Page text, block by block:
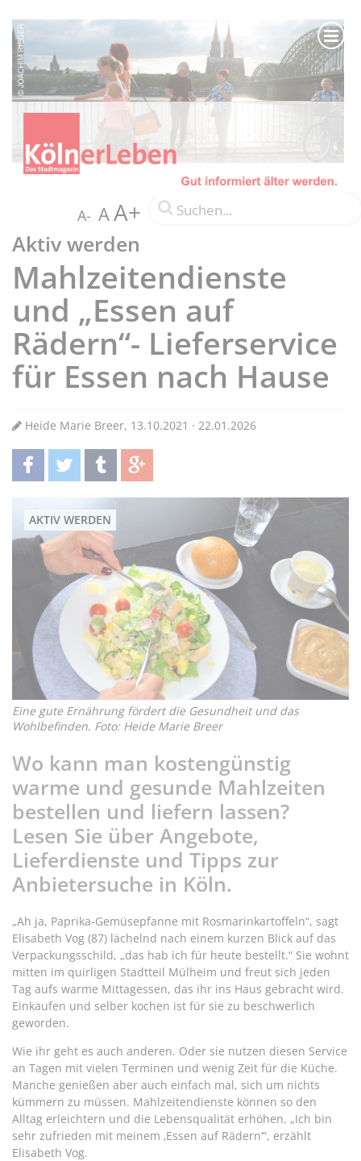
A- AA+
Aktiv werden
Mahlzeitendienste
und „Essen auf
Rädern“- Lieferservice
für Essen nach Hause
Heide Marie Breer, 13.10.2021 · 22.01.2026
teilen teilen
AKTIV WERDEN
Eine gute Ernährung fördert die Gesundheit und das
Wohlbefinden. Foto: Heide Marie Breer
Wo kann man kostengünstig
warme und gesunde Mahlzeiten
bestellen und liefern lassen?
Lesen Sie über Angebote,
Lieferdienste und Tipps zur
Anbietersuche in Köln.
„Ah ja, Paprika-Gemüsepfanne mit Rosmarinkartoffeln“, sagt
Elisabeth Vog (87) lächelnd nach einem kurzen Blick auf das
Verpackungsschild, „das hab ich für heute bestellt.“ Sie wohnt
mitten im quirligen Stadtteil Mülheim und freut sich jeden
Tag aufs warme Mittagessen, das ihr ins Haus gebracht wird.
Einkaufen und selber kochen ist für sie zu beschwerlich
geworden.
Wie ihr geht es auch anderen. Oder sie nutzen diesen Service
an Tagen mit vielen Terminen und wenig Zeit für die Küche.
Manche genießen aber auch einfach mal, sich um nichts
kümmern zu müssen. Mahlzeitendienste können so den
Alltag erleichtern und die Lebensqualität erhöhen. „Ich bin
sehr zufrieden mit meinem ‚Essen auf Rädern‘“, erzählt
Elisabeth Vog.